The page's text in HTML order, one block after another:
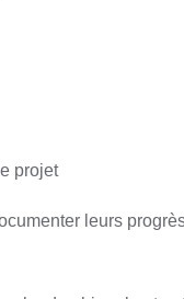
projet
leurs